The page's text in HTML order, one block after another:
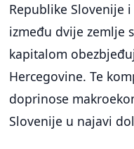
Republike Slovenije
između dvije zemlje
kapitalom
Hercegovine. Te
doprinose
Slovenije u najavi